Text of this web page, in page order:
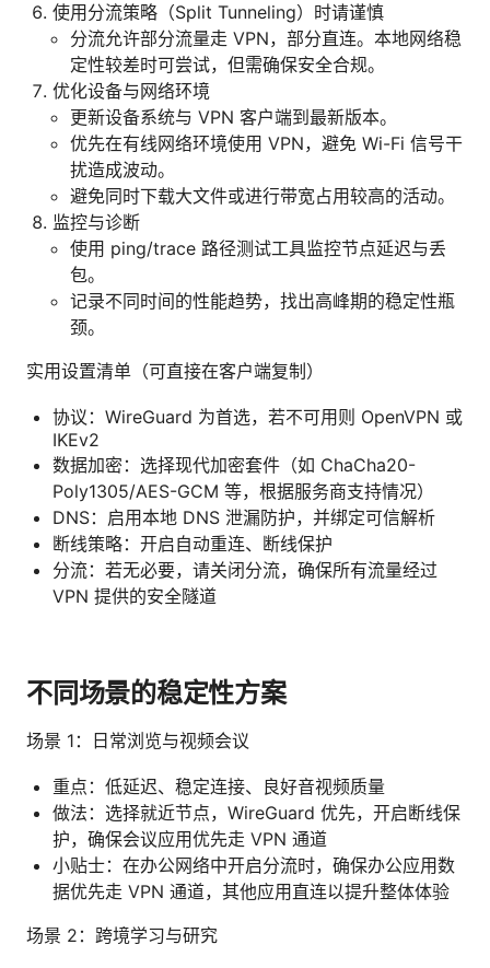
使用分流策略（Split Tunneling）时请谨慎
分流允许部分流量走 VPN，部分直连。本地网络稳
定性较差时可尝试，但需确保安全合规。
优化设备与网络环境
更新设备系统与 VPN 客户端到最新版本。
优先在有线网络环境使用 VPN，避免 Wi-Fi 信号干
扰造成波动。
避免同时下载大文件或进行带宽占用较高的活动。
监控与诊断
使用 ping/trace 路径测试工具监控节点延迟与丢
包。
记录不同时间的性能趋势，找出高峰期的稳定性瓶
颈。
实用设置清单（可直接在客户端复制）
协议：WireGuard 为首选，若不可用则 OpenVPN 或
IKEv2
数据加密：选择现代加密套件（如 ChaCha20-
Poly1305/AES-GCM 等，根据服务商支持情况）
DNS：启用本地 DNS 泄漏防护，并绑定可信解析
断线策略：开启自动重连、断线保护
分流：若无必要，请关闭分流，确保所有流量经过
VPN 提供的安全隧道
不同场景的稳定性方案
场景 1：日常浏览与视频会议
重点：低延迟、稳定连接、良好音视频质量
做法：选择就近节点，WireGuard 优先，开启断线保
护，确保会议应用优先走 VPN 通道
小贴士：在办公网络中开启分流时，确保办公应用数
据优先走 VPN 通道，其他应用直连以提升整体体验
场景 2：跨境学习与研究